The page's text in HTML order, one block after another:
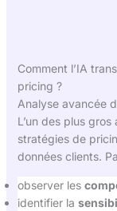
Comment l’IA
pricing ?
Analyse avancée
L’un des plus
stratégies de
données clients.
observer les
identifier la